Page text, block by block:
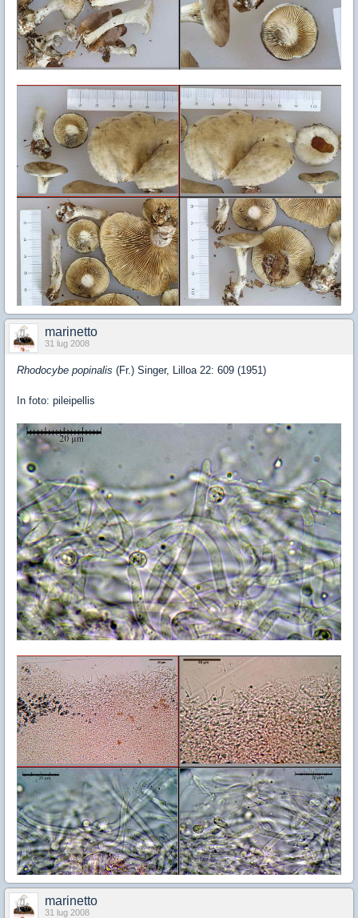
marinetto
31 lug 2008
Rhodocybe popinalis (Fr.) Singer, Lilloa 22: 609 (1951)
In foto: pileipellis
marinetto
31 lug 2008